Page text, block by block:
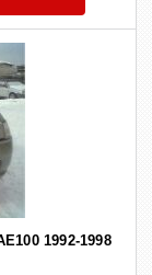
1992-1998